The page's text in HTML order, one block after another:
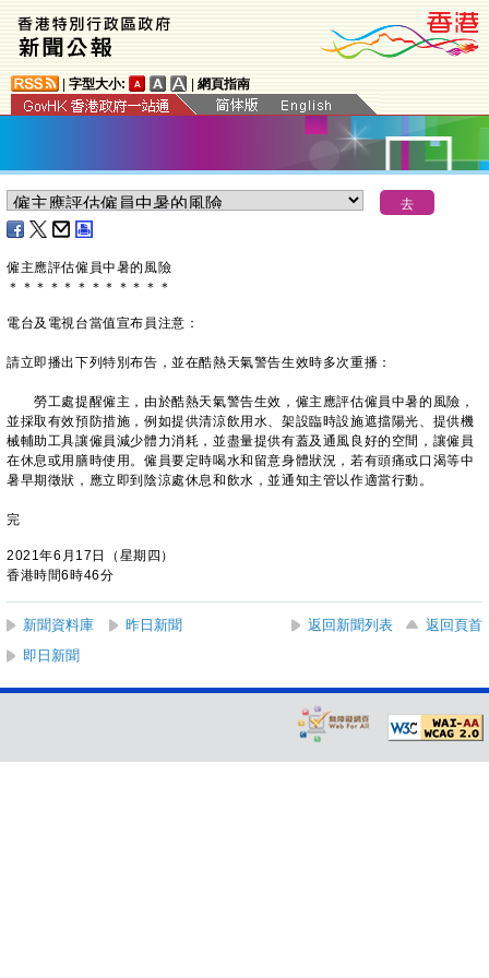
字型大小: 網頁指南
僱主應評估僱員中暑的風險
＊ ＊ ＊ ＊ ＊ ＊ ＊ ＊ ＊ ＊ ＊ ＊
電台及電視台當值宣布員注意：
請立即播出下列特別布告，並在酷熱天氣警告生效時多次重播：
勞工處提醒僱主，由於酷熱天氣警告生效，僱主應評估僱員中暑的風險，
並採取有效預防措施，例如提供清涼飲用水、架設臨時設施遮擋陽光、提供機
械輔助工具讓僱員減少體力消耗，並盡量提供有蓋及通風良好的空間，讓僱員
在休息或用膳時使用。僱員要定時喝水和留意身體狀況，若有頭痛或口渴等中
暑早期徵狀，應立即到陰涼處休息和飲水，並通知主管以作適當行動。
完
2021年6月17日（星期四）
香港時間6時46分
新聞資料庫 昨日新聞 返回新聞列表
返回頁首
即日新聞